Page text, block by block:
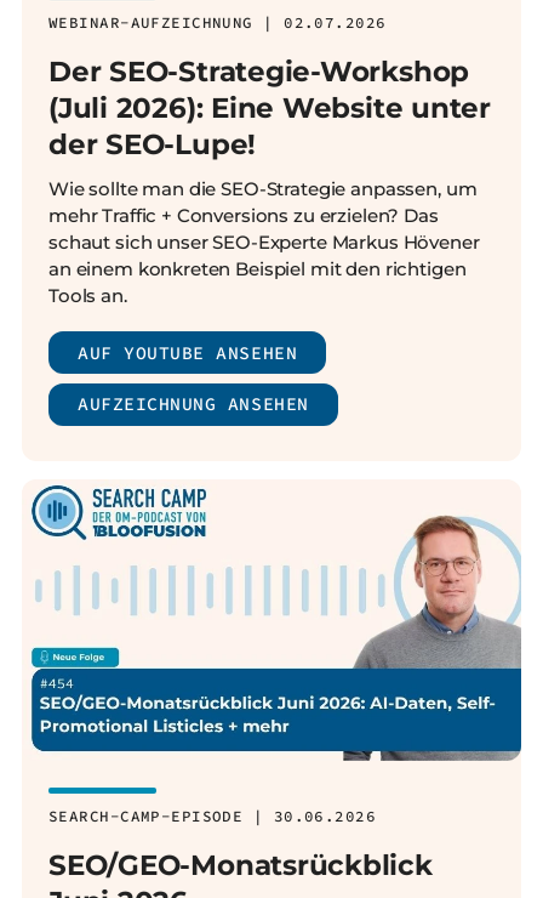
WEBINAR-AUFZEICHNUNG | 02.07.2026
Der SEO-Strategie-Workshop
(Juli 2026): Eine Website unter
der SEO-Lupe!
Wie sollte man die SEO-Strategie anpassen, um
mehr Traffic + Conversions zu erzielen? Das
schaut sich unser SEO-Experte Markus Hövener
an einem konkreten Beispiel mit den richtigen
Tools an.
AUF YOUTUBE ANSEHEN
AUFZEICHNUNG ANSEHEN
SEARCH-CAMP-EPISODE | 30.06.2026
SEO/GEO-Monatsrückblick